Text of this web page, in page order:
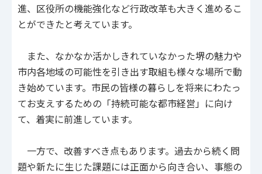
進、区役所の機能強化など行政改革も大きく進めるこ
とができたと考えています。
また、なかなか活かしきれていなかった堺の魅力や
市内各地域の可能性を引き出す取組も様々な場所で動
き始めています。市民の皆様の暮らしを将来にわたっ
てお支えするための「持続可能な都市経営」に向け
て、着実に前進しています。
一方で、改善すべき点もあります。過去から続く問
題や新たに生じた課題には正面から向き合い、事態の